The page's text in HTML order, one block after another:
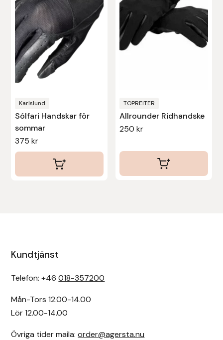
Karlslund
Sólfari Handskar för
sommar
375kr
varianter.
De
olika
alternativen
kan
väljas
produktsidan
TOPREITER
Allrounder Ridhandske
250 kr
varianter.
De
olika
alternativen
produktsidan
Kundtjänst
Telefon: +46018-357200
Mån-Tors 12.00-14.00
Lör 12.00-14.00
Övriga tider maila:order@agersta.nu
Wintec